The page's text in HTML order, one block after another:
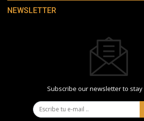
NEWSLETTER
Subscribe our newsletter to